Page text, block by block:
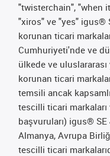
"twisterchain", "when
"xiros" ve "yes" igus®
korunan ticari
Cumhuriyeti'nde ve
ülkede ve uluslararası
korunan ticari
temsili ancak
tescilli ticari
başvuruları) igus® SE
Almanya, Avrupa
tescilli ticari